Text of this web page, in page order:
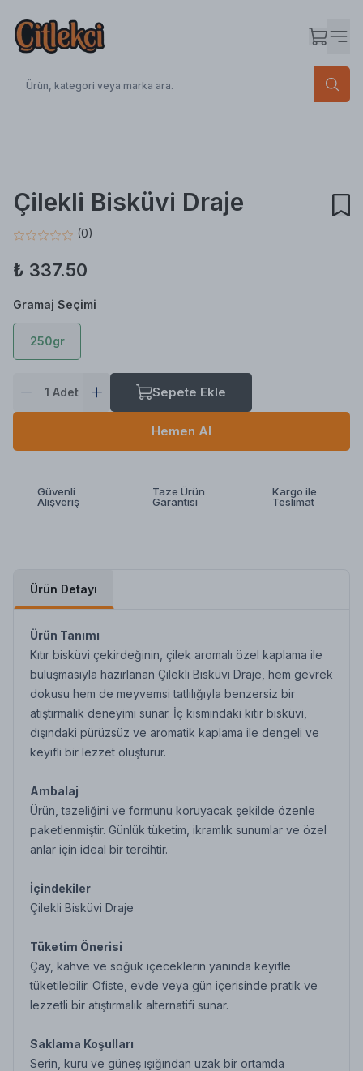
Çilekli Bisküvi Draje
(0)
₺ 337.50
Gramaj Seçimi
250gr
1 Adet Sepete Ekle
Hemen Al
Güvenli
Alışveriş
Taze Ürün
Garantisi
Kargo ile
Teslimat
Ürün Detayı
Ürün Tanımı
Kıtır bisküvi çekirdeğinin, çilek aromalı özel kaplama ile
buluşmasıyla hazırlanan Çilekli Bisküvi Draje, hem gevrek
dokusu hem de meyvemsi tatlılığıyla benzersiz bir
atıştırmalık deneyimi sunar. İç kısmındaki kıtır bisküvi,
dışındaki pürüzsüz ve aromatik kaplama ile dengeli ve
keyifli bir lezzet oluşturur.
Ambalaj
Ürün, tazeliğini ve formunu koruyacak şekilde özenle
paketlenmiştir. Günlük tüketim, ikramlık sunumlar ve özel
anlar için ideal bir tercihtir.
İçindekiler
Çilekli Bisküvi Draje
Tüketim Önerisi
Çay, kahve ve soğuk içeceklerin yanında keyifle
tüketilebilir. Ofiste, evde veya gün içerisinde pratik ve
lezzetli bir atıştırmalık alternatifi sunar.
Saklama Koşulları
Serin, kuru ve güneş ışığından uzak bir ortamda